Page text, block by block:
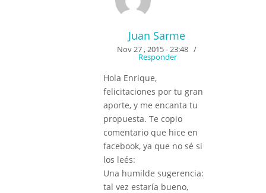
Juan Sarme
Nov 27 , 2015 - 23:48 /
Responder
Hola Enrique,
felicitaciones por tu gran
aporte, y me encanta tu
propuesta. Te copio
comentario que hice en
facebook, ya que no sé si
los leés:
Una humilde sugerencia:
tal vez estaría bueno,